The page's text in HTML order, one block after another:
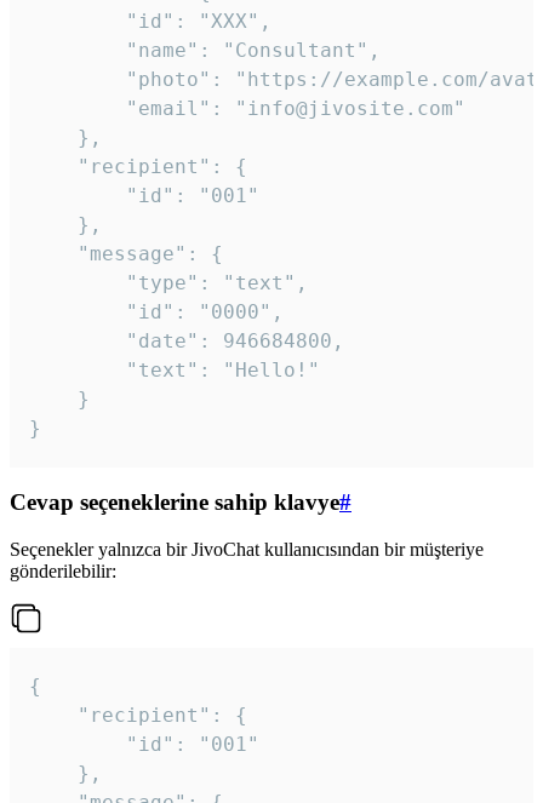
}
Cevap seçeneklerine sahip klavye#
Seçenekler yalnızca bir JivoChat kullanıcısından bir müşteriye
gönderilebilir:
{